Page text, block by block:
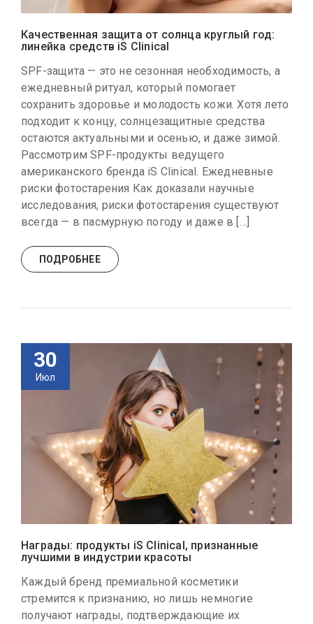
Качественная защита от солнца круглый год:
линейка средств iS Clinical
SPF-защита — это не сезонная необходимость, а
ежедневный ритуал, который помогает
сохранить здоровье и молодость кожи. Хотя лето
подходит к концу, солнцезащитные средства
остаются актуальными и осенью, и даже зимой.
Рассмотрим SPF-продукты ведущего
американского бренда iS Clinical. Ежедневные
риски фотостарения Как доказали научные
исследования, риски фотостарения существуют
всегда — в пасмурную погоду и даже в […]
ПОДРОБНЕЕ
30
Июл
Награды: продукты iS Clinical, признанные
лучшими в индустрии красоты
Каждый бренд премиальной косметики
стремится к признанию, но лишь немногие
получают награды, подтверждающие их